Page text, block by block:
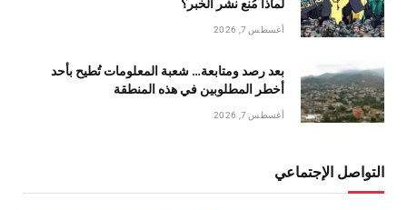
لماذا مُنع نشر الخبر؟
أغسطس 7, 2026
بعد رصد ومتابعة… شعبة المعلومات تُطيح بأحد
أخطر المطلوبين في هذه المنطقة
أغسطس 7, 2026
التواصل الإجتماعي